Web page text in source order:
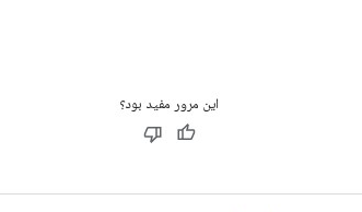
این مرور مفید بود؟